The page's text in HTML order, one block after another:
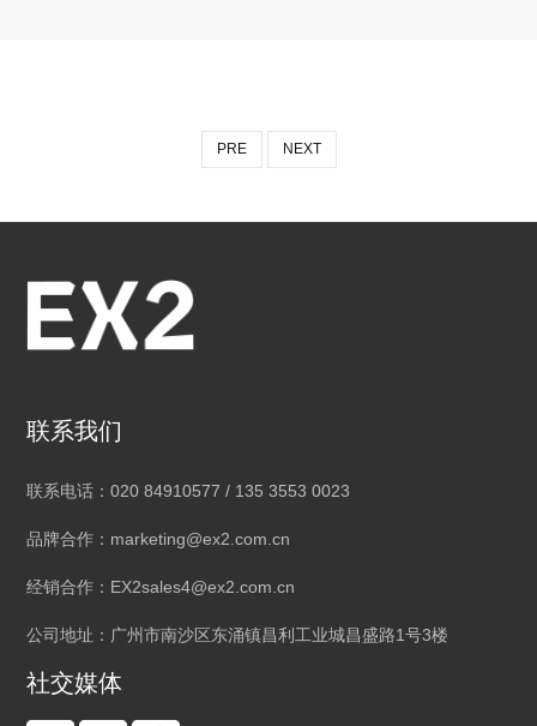
PRE NEXT
联系我们
联系电话：020 84910577 / 135 3553 0023
品牌合作：marketing@ex2.com.cn
经销合作：EX2sales4@ex2.com.cn
公司地址：广州市南沙区东涌镇昌利工业城昌盛路1号3楼
社交媒体